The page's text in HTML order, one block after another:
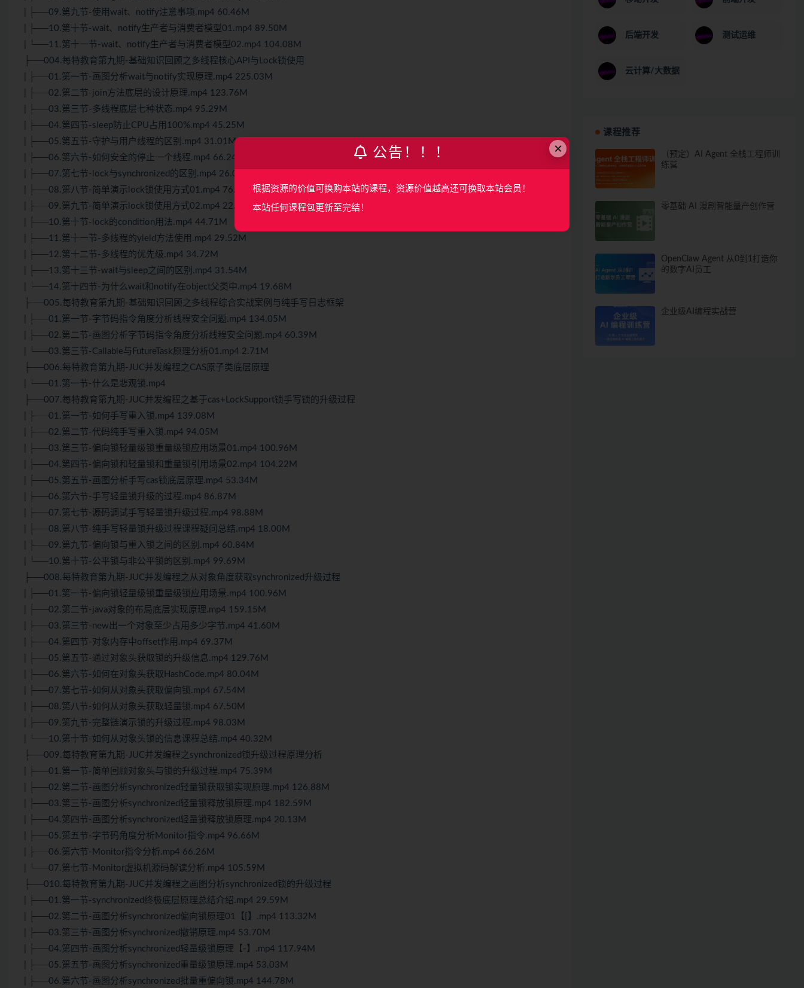
| ├──09.第九节-使用wait、notify注意事项.mp4 60.46M
| ├──10.第十节-wait、notify生产者与消费者模型01.mp4 89.50M
| └──11.第十一节-wait、notify生产者与消费者模型02.mp4 104.08M
├──004.每特教育第九期-基础知识回顾之多线程核心API与Lock锁使用
| ├──01.第一节-画图分析wait与notify实现原理.mp4 225.03M
| ├──02.第二节-join方法底层的设计原理.mp4 123.76M
| ├──03.第三节-多线程底层七种状态.mp4 95.29M
| ├──04.第四节-sleep防止CPU占用100%.mp4 45.25M
| ├──05.第五节-守护与用户线程的区别.mp4 31.01M
| ├──06.第六节-如何安全的停止一个线程.mp4 66.24M
| ├──07.第七节-lock与synchronized的区别.mp4 26.09M
| ├──08.第八节-简单演示lock锁使用方式01.mp4 76.73M
| ├──09.第九节-简单演示lock锁使用方式02.mp4 22.20M
| ├──10.第十节-lock的condition用法.mp4 44.71M
| ├──11.第十一节-多线程的yield方法使用.mp4 29.52M
| ├──12.第十二节-多线程的优先级.mp4 34.72M
| ├──13.第十三节-wait与sleep之间的区别.mp4 31.54M
| └──14.第十四节-为什么wait和notify在object父类中.mp4 19.68M
├──005.每特教育第九期-基础知识回顾之多线程综合实战案例与纯手写日志框架
| ├──01.第一节-字节码指令角度分析线程安全问题.mp4 134.05M
| ├──02.第二节-画图分析字节码指令角度分析线程安全问题.mp4 60.39M
| └──03.第三节-Callable与FutureTask原理分析01.mp4 2.71M
├──006.每特教育第九期-JUC并发编程之CAS原子类底层原理
| └──01.第一节-什么是悲观锁.mp4
├──007.每特教育第九期-JUC并发编程之基于cas+LockSupport锁手写锁的升级过程
| ├──01.第一节-如何手写重入锁.mp4 139.08M
| ├──02.第二节-代码纯手写重入锁.mp4 94.05M
| ├──03.第三节-偏向锁轻量级锁重量级锁应用场景01.mp4 100.96M
| ├──04.第四节-偏向锁和轻量锁和重量锁引用场景02.mp4 104.22M
| ├──05.第五节-画图分析手写cas锁底层原理.mp4 53.34M
| ├──06.第六节-手写轻量锁升级的过程.mp4 86.87M
| ├──07.第七节-源码调试手写轻量锁升级过程.mp4 98.88M
| ├──08.第八节-纯手写轻量锁升级过程课程疑问总结.mp4 18.00M
| ├──09.第九节-偏向锁与重入锁之间的区别.mp4 60.84M
| └──10.第十节-公平锁与非公平锁的区别.mp4 99.69M
├──008.每特教育第九期-JUC并发编程之从对象角度获取synchronized升级过程
| ├──01.第一节-偏向锁轻量级锁重量级锁应用场景.mp4 100.96M
| ├──02.第二节-java对象的布局底层实现原理.mp4 159.15M
| ├──03.第三节-new出一个对象至少占用多少字节.mp4 41.60M
| ├──04.第四节-对象内存中offset作用.mp4 69.37M
| ├──05.第五节-通过对象头获取锁的升级信息.mp4 129.76M
| ├──06.第六节-如何在对象头获取HashCode.mp4 80.04M
| ├──07.第七节-如何从对象头获取偏向锁.mp4 67.54M
| ├──08.第八节-如何从对象头获取轻量锁.mp4 67.50M
| ├──09.第九节-完整链演示锁的升级过程.mp4 98.03M
| └──10.第十节-如何从对象头锁的信息课程总结.mp4 40.32M
├──009.每特教育第九期-JUC并发编程之synchronized锁升级过程原理分析
| ├──01.第一节-简单回顾对象头与锁的升级过程.mp4 75.39M
| ├──02.第二节-画图分析synchronized轻量锁获取锁实现原理.mp4 126.88M
| ├──03.第三节-画图分析synchronized轻量锁释放锁原理.mp4 182.59M
| ├──04.第四节-画图分析synchronized轻量锁释放锁原理.mp4 20.13M
| ├──05.第五节-字节码角度分析Monitor指令.mp4 96.66M
| ├──06.第六节-Monitor指令分析.mp4 66.26M
| └──07.第七节-Monitor虚拟机源码解读分析.mp4 105.59M
├──010.每特教育第九期-JUC并发编程之画图分析synchronized锁的升级过程
| ├──01.第一节-synchronized终极底层原理总结介绍.mp4 29.59M
| ├──02.第二节-画图分析synchronized偏向锁原理01【[】.mp4 113.32M
| ├──03.第三节-画图分析synchronized撤销原理.mp4 53.70M
| ├──04.第四节-画图分析synchronized轻量级锁原理【-】.mp4 117.94M
| ├──05.第五节-画图分析synchronized重量级锁原理.mp4 53.03M
| ├──06.第六节-画图分析synchronized批量重偏向锁.mp4 144.78M
后端开发 测试运维
云计算/大数据
课程推荐
（预定）AI Agent 全栈工程师训
练营
零基础 AI 漫剧智能量产创作营
OpenClaw Agent 从0到1打造你
的数字AI员工
企业级AI编程实战营
×
公告！！！
根据资源的价值可换购本站的课程，资源价值越高还可换取本站会员！
本站任何课程包更新至完结！